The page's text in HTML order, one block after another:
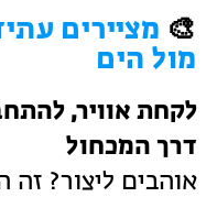
🎨 מציירים
מול הים
לקחת אוויר,
דרך המכחול
אוהבים ליצור?